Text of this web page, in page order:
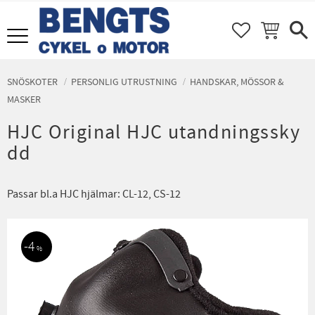
Meny FAVORITER
KUNDVAGN
SNÖSKOTER PERSONLIG UTRUSTNING
HANDSKAR, MÖSSOR &
MASKER
HJC Original HJC utandningssky
dd
Passar bl.a HJC hjälmar: CL-12, CS-12
4 %